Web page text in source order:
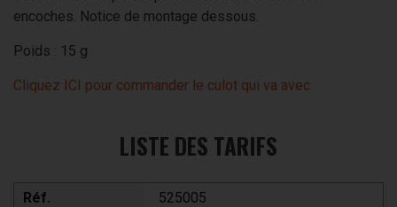
encoches. Notice de montage dessous.
Poids : 15 g
Cliquez ICI pour commander le culot qui va avec
LISTE DES TARIFS
Réf.
525005